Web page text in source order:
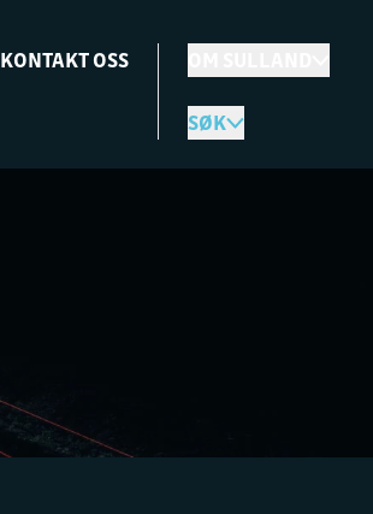
KONTAKT OSS
SØK